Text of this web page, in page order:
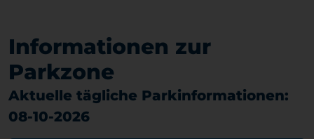
Informationen zur
Parkzone
Aktuelle tägliche Parkinformationen:
08-10-2026